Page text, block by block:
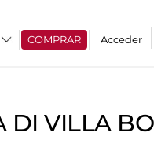
COMPRAR Acceder
DI VILLA